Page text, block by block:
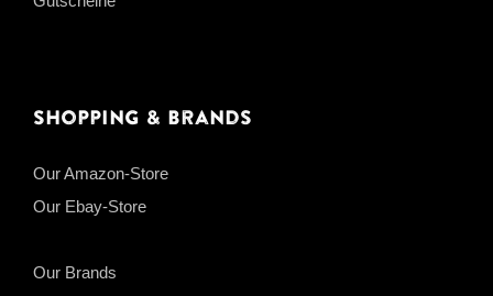
Shopping & Brands
Our Amazon-Store
Our Ebay-Store
Our Brands